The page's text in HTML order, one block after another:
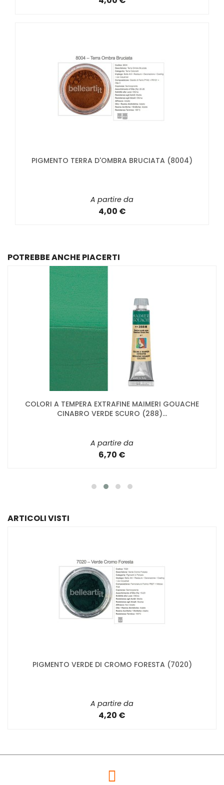
PIGMENTO TERRA D'OMBRA BRUCIATA (8004)
A partire da
4,00 €
POTREBBE ANCHE PIACERTI
COLORI A TEMPERA EXTRAFINE MAIMERI GOUACHE
CINABRO VERDE SCURO (288)...
A partire da
6,70 €
ARTICOLI VISTI
PIGMENTO VERDE DI CROMO FORESTA (7020)
A partire da
4,20 €